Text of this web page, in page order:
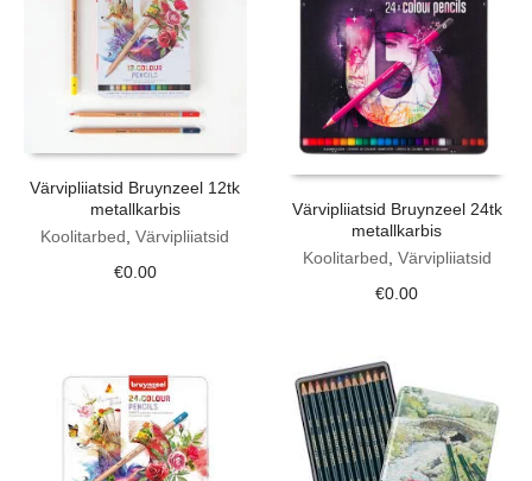
Värvipliiatsid Bruynzeel 12tk
metallkarbis
Koolitarbed,Värvipliiatsid
€0.00
Värvipliiatsid Bruynzeel 24tk
metallkarbis
Koolitarbed, Värvipliiatsid
€0.00